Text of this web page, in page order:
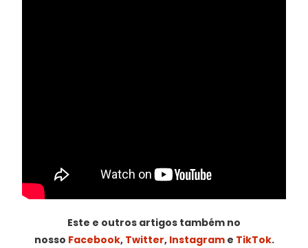
Este e outros artigos também no
nosso Facebook, Twitter, Instagrame TikTok.